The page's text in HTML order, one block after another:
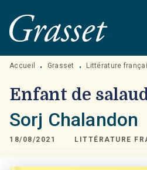
MENU RECHERCHE
PIED DE PAGE
Accueil • Grasset • Littérature
Enfant de
Sorj Chalandon
18/08/2021 LITTÉRATURE